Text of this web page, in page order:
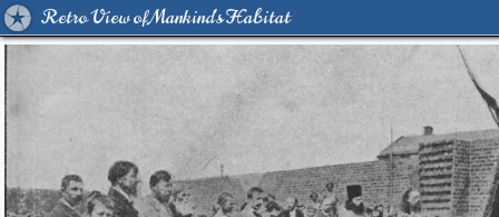
Retro View of Mankind's Habitat